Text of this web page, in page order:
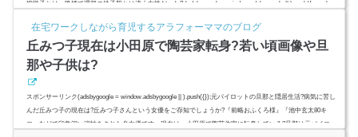
嫁悦子とは、晩婚で理想の鉄子肌とは違う女性だった? (adsbygoogle = window.adsbygoogle || ).push({ google_a
sbygoogle || ).push({});(adsbygoogle = window.adsby...
在宅ワークしながら育児するアラフォーママのブログ
丘みつ子現在は小田原で陶芸家転身?若い頃画像や旦
那や子供は?
スポンサーリンク(adsbygoogle = window.adsbygoogle || ).push({});元パイロットの旦那と隠居生活?病気に苦し
んだ丘みつ子の現在は?丘みつ子さんという女優をご存知でしょうか?『前略おふくろ様』『池中玄太80キ
ロ』などで印象深い演技をされた名女優です。現在は、小田原で陶芸作家に転身している?旦那は元パイロッ